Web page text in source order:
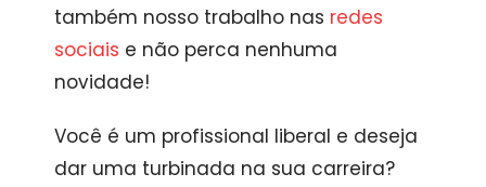
também nosso trabalho nas redes
sociais e não perca nenhuma
novidade!
Você é um profissional liberal e deseja
dar uma turbinada na sua carreira?